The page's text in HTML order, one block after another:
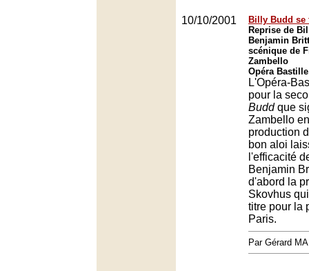
10/10/2001
Billy Budd se
Reprise de
Benjamin
scénique de
Zambello
Opéra
L'Opéra-
pour la
Buddque
Zambello
production
bon aloi
l'efficacité
Benjamin
d'abord la
Skovhus
titre pour la
Paris.
Par Gérard